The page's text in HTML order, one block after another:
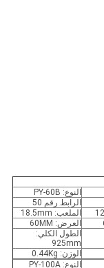
النوع: PY-60B
الرابط رقم 50
الملعب: 18.5mm
العرض: 60MM
الطول الكلي:
925mm
الوزن: 0.44Kg
النوع: PY-100A